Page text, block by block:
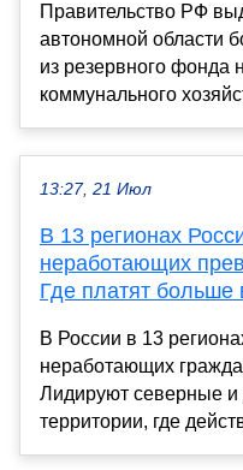
Правительство РФ
автономной области
из резервного фонда
коммунального
13:27, 21 Июл
В 13 регионах
неработающих
Где платят больше
В России в 13
неработающих
Лидируют северные и
территории, где